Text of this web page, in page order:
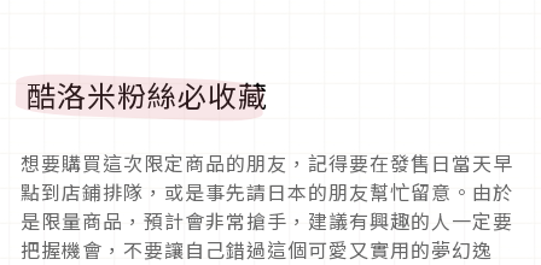
酷洛米粉絲必收藏
想要購買這次限定商品的朋友，記得要在發售日當天早
點到店鋪排隊，或是事先請日本的朋友幫忙留意。由於
是限量商品，預計會非常搶手，建議有興趣的人一定要
把握機會，不要讓自己錯過這個可愛又實用的夢幻逸